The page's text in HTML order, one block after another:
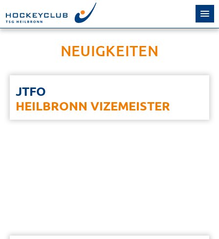
NEUIGKEITEN
JTFO
HEILBRONN VIZEMEISTER